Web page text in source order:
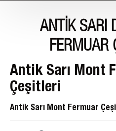
ANTIK SARI
FERMUAR
Antik Sarı Mont
Çeşitleri
Antik Sarı Mont Fermuar